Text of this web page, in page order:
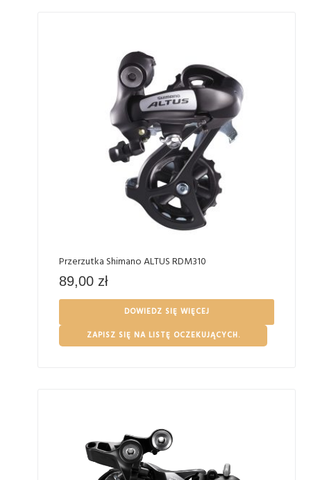
Przerzutka Shimano ALTUS RDM310
89,00 zł
DOWIEDZ SIĘ WIĘCEJ
ZAPISZ SIĘ NA LISTĘ OCZEKUJĄCYCH.